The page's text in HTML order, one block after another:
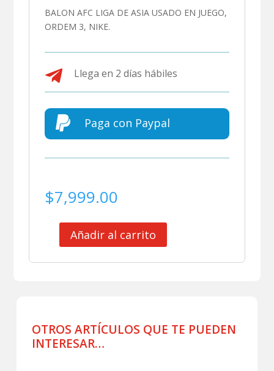
BALON AFC LIGA DE ASIA USADO EN JUEGO,
ORDEM 3, NIKE.
 Llega en 2 días hábiles
 Paga con Paypal
$7,999.00
BALON
EN
JUEGO
Añadir al carrito
OTROS ARTÍCULOS QUE TE PUEDEN
INTERESAR…